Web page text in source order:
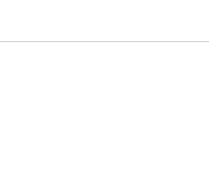
Theater Oberrhein